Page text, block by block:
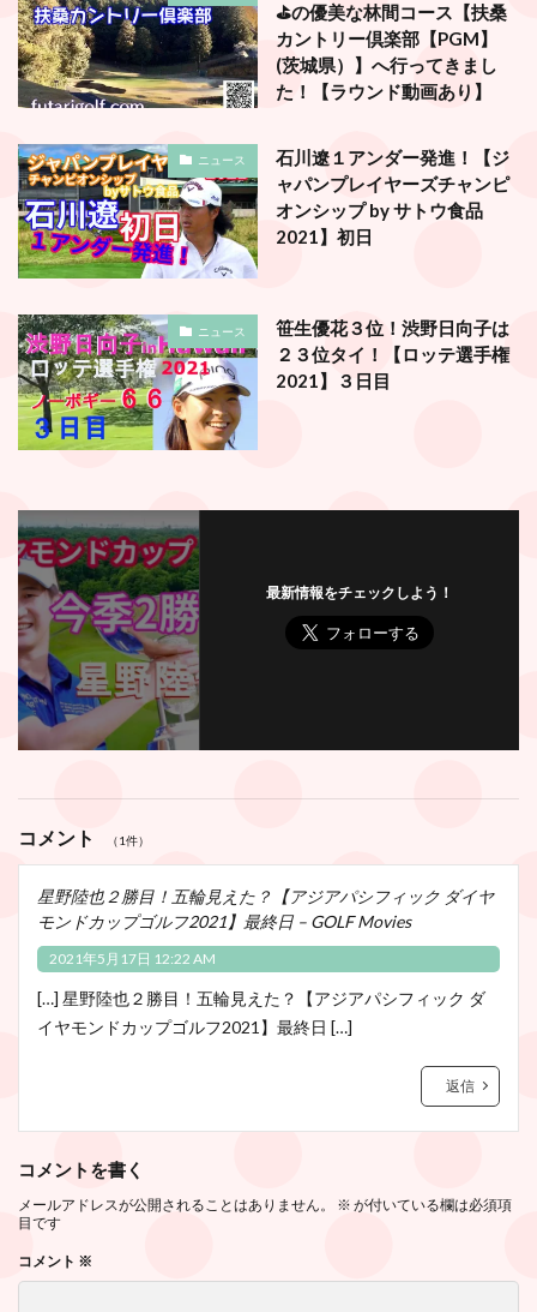
⛳️の優美な林間コース【扶桑
カントリー倶楽部【PGM】
(茨城県）】へ行ってきまし
た！【ラウンド動画あり】
ニュース
石川遼１アンダー発進！【ジ
ャパンプレイヤーズチャンピ
オンシップ by サトウ食品
2021】初日
ニュース
笹生優花３位！渋野日向子は
２３位タイ！【ロッテ選手権
2021】３日目
最新情報をチェックしよう！
コメント （1件）
星野陸也２勝目！五輪見えた？【アジアパシフィック ダイヤ
モンドカップゴルフ2021】最終日 – GOLF Movies
2021年5月17日 12:22 AM
[…] 星野陸也２勝目！五輪見えた？【アジアパシフィック ダ
イヤモンドカップゴルフ2021】最終日 […]
返信
コメントを書く
メールアドレスが公開されることはありません。 ※ が付いている欄は必須項
目です
コメント ※